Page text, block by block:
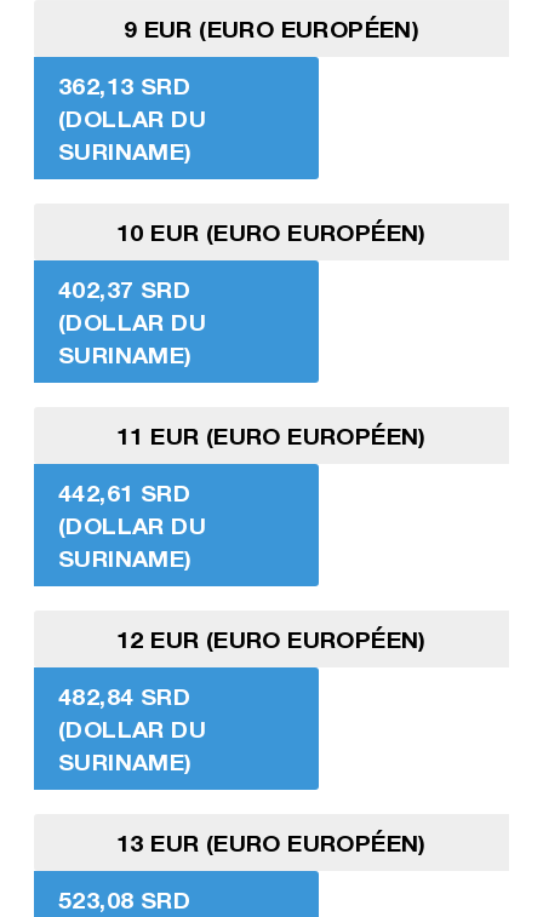
9 EUR (EURO EUROPÉEN)
362,13 SRD
(DOLLAR DU
SURINAME)
10 EUR (EURO EUROPÉEN)
402,37 SRD
(DOLLAR DU
SURINAME)
11 EUR (EURO EUROPÉEN)
442,61 SRD
(DOLLAR DU
SURINAME)
12 EUR (EURO EUROPÉEN)
482,84 SRD
(DOLLAR DU
SURINAME)
13 EUR (EURO EUROPÉEN)
523,08 SRD